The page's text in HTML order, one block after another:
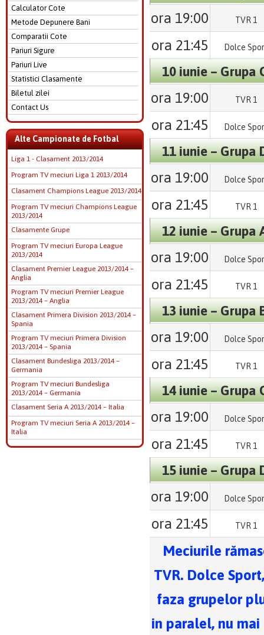
Calculator Cote
Metode Depunere Bani
Comparatii Cote
Pariuri Sigure
Pariuri Live
Statistici Clasamente
Biletul zilei
Contact Us
Alte Campionate de Fotbal
Liga 1 - Clasament 2013/2014
Program TV meciuri Liga 1 2013/2014
Clasament Champions League 2013/2014
Program TV meciuri Champions League
2013/2014
Clasamente Grupe
Program TV meciuri Europa League
2013/2014
Clasament Premier League 2013/2014 –
Anglia
Program TV meciuri Premier League
2013/2014 – Anglia
Clasament Primera Division 2013/2014 –
Spania
Program TV meciuri Primera Division
2013/2014 – Spania
Clasament Bundesliga 2013/2014 –
Germania
Program TV meciuri Bundesliga
2013/2014 – Germania
Clasament Seria A 2013/2014 – Italia
Program TV meciuri Seria A 2013/2014 –
Italia
ora 19:00 TVR 1
ora 21:45 Dolce
10 iunie – Grupa
ora 19:00 TVR 1
ora 21:45 Dolce
11 iunie – Grupa
ora 19:00 Dolce
ora 21:45 TVR 1
12 iunie – Grupa
ora 19:00 Dolce
ora 21:45 TVR 1
13 iunie – Grupa
ora 19:00 Dolce
ora 21:45 TVR 1
14 iunie – Grupa
ora 19:00 Dolce
ora 21:45 TVR 1
15 iunie – Grupa
ora 19:00 Dolce
ora 21:45 TVR 1
Meciurile
TVR. Dolce
faza grupelor
in paralel, nu